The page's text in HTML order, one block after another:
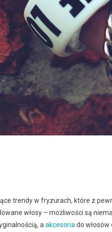
trendy w fryzurach, które z
włosy – możliwości są
a akcesoria do